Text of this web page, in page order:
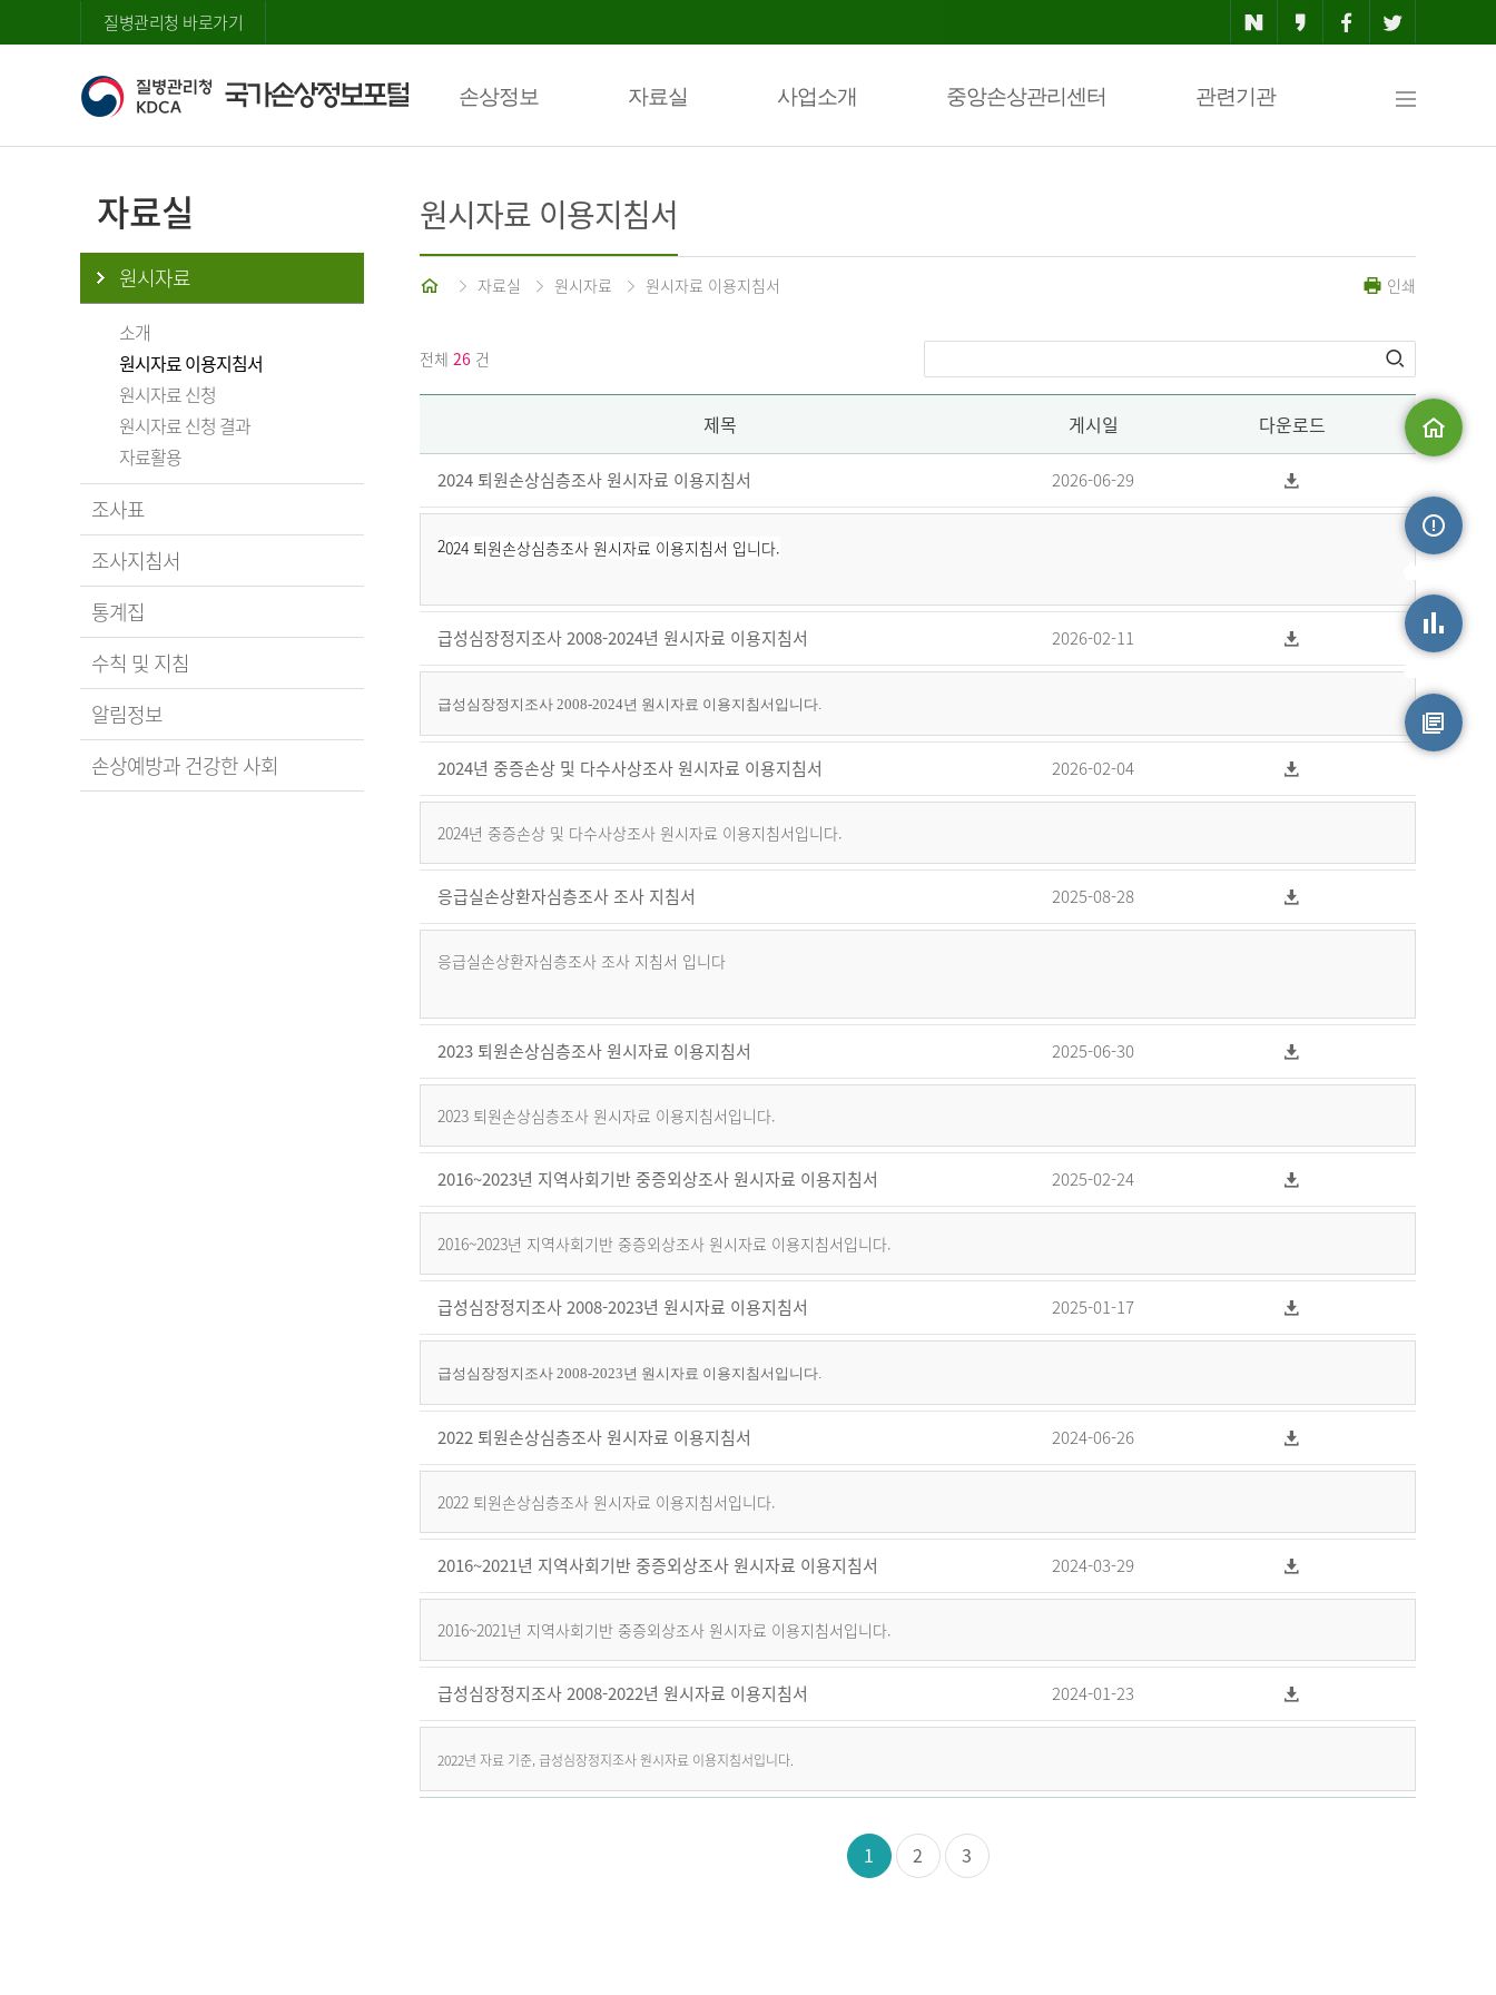
질병관리청 바로가기
손상정보 자료실 사업소개 중앙손상관리센터 관련기관
맵
자료실
원시자료
소개
원시자료 이용지침서
원시자료 신청
원시자료 신청 결과
자료활용
조사표
조사지침서
통계집
수칙 및 지침
알림정보
손상예방과 건강한 사회
원시자료 이용지침서
홈 자료실 원시자료 원시자료 이용지침서 인쇄
전체 26 건
제목 게시일 다운로드
2024 퇴원손상심층조사 원시자료 이용지침서 2026-06-29
2024 퇴원손상심층조사 원시자료 이용지침서 입니다.
급성심장정지조사 2008-2024년 원시자료 이용지침서 2026-02-11
급성심장정지조사 2008-2024년 원시자료 이용지침서입니다.
2024년 중증손상 및 다수사상조사 원시자료 이용지침서 2026-02-04
2024년 중증손상 및 다수사상조사 원시자료 이용지침서입니다.
응급실손상환자심층조사 조사 지침서 2025-08-28
응급실손상환자심층조사 조사 지침서 입니다
2023 퇴원손상심층조사 원시자료 이용지침서 2025-06-30
2023 퇴원손상심층조사 원시자료 이용지침서입니다.
2016~2023년 지역사회기반 중증외상조사 원시자료 이용지침서 2025-02-24
2016~2023년 지역사회기반 중증외상조사 원시자료 이용지침서입니다.
급성심장정지조사 2008-2023년 원시자료 이용지침서 2025-01-17
급성심장정지조사 2008-2023년 원시자료 이용지침서입니다.
2022 퇴원손상심층조사 원시자료 이용지침서 2024-06-26
2022 퇴원손상심층조사 원시자료 이용지침서입니다.
2016~2021년 지역사회기반 중증외상조사 원시자료 이용지침서 2024-03-29
2016~2021년 지역사회기반 중증외상조사 원시자료 이용지침서입니다.
급성심장정지조사 2008-2022년 원시자료 이용지침서 2024-01-23
2022년 자료 기준, 급성심장정지조사 원시자료 이용지침서입니다.
1 2 3
손상정보